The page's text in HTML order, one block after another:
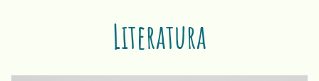
Literatura